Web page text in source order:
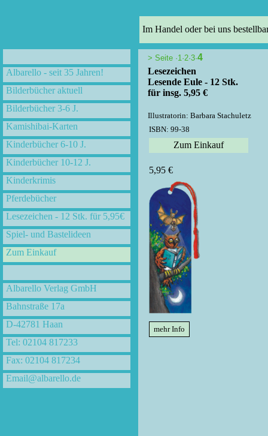
Im Handel oder bei uns
Albarello - seit 35 Jahren!
Bilderbücher aktuell
Bilderbücher 3-6 J.
Kamishibai-Karten
Kinderbücher 6-10 J.
Kinderbücher 10-12 J.
Kinderkrimis
Pferdebücher
Lesezeichen - 12 Stk. für 5,95€
Spiel- und Bastelideen
Zum Einkauf
Albarello Verlag GmbH
Bahnstraße 17a
D-42781 Haan
Tel: 02104 817233
Fax: 02104 817234
Email@albarello.de
> Seite ·1·2·3·4
Lesezeichen
Lesende Eule - 12 Stk.
für insg. 5,95 €
Illustratorin: Barbara Stachuletz
ISBN: 99-38
Zum Einkauf
5,95 €
mehr Info